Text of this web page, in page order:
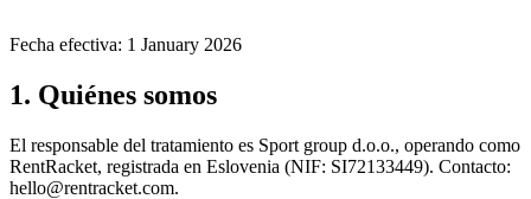
Fecha efectiva: 1 January 2026
1. Quiénes somos
El responsable del tratamiento es Sport group d.o.o., operando como
RentRacket, registrada en Eslovenia (NIF: SI72133449). Contacto:
hello@rentracket.com.